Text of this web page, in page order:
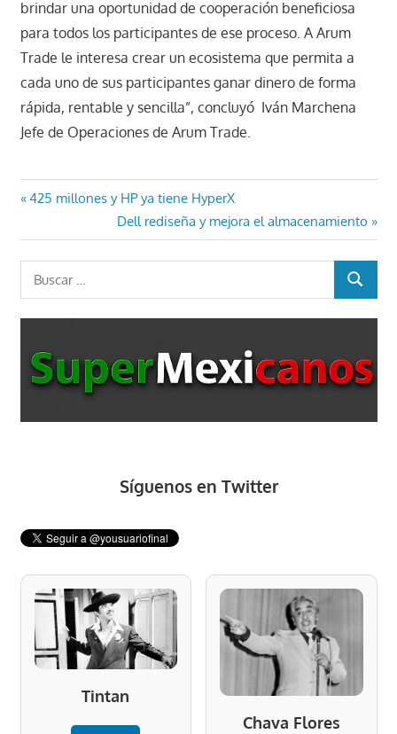
brindar una oportunidad de cooperación beneficiosa
para todos los participantes de ese proceso. A Arum
Trade le interesa crear un ecosistema que permita a
cada uno de sus participantes ganar dinero de forma
rápida, rentable y sencilla”, concluyó Iván Marchena
Jefe de Operaciones de Arum Trade.
Navegación
de
entradas
Entrada
425 millones y HP ya tiene HyperX
Entrada
siguiente:
Dell rediseña y mejora el almacenamiento
BUSCAR
Síguenos en Twitter
Tintan
Chava Flores